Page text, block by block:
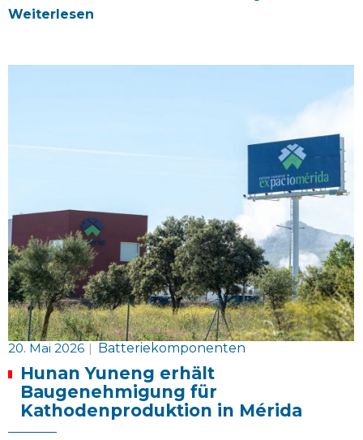
Weiterlesen
20. Mai 2026 | Batteriekomponenten
Hunan Yuneng erhält
Baugenehmigung für
Kathodenproduktion in Mérida